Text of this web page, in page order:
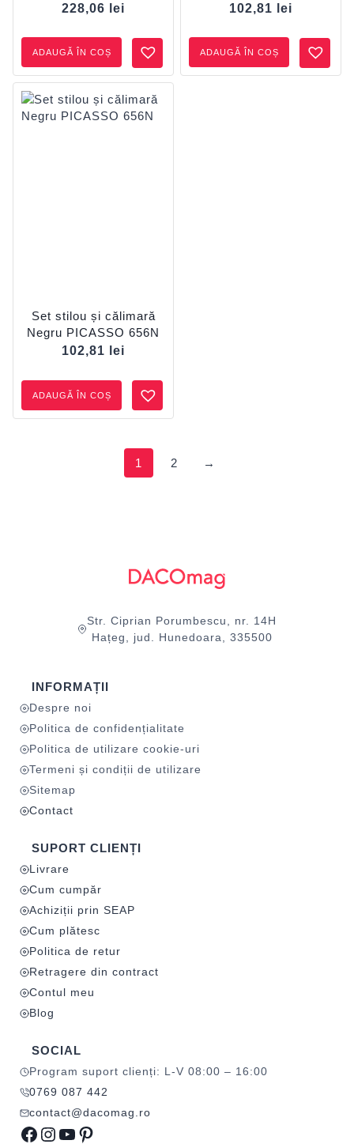
228,06
lei
ADAUGĂ ÎN COȘ
102,81
lei
ADAUGĂ ÎN COȘ
Set stilou și călimară
Negru PICASSO 656N
102,81
lei
ADAUGĂ ÎN COȘ
1 2 →
Str. Ciprian Porumbescu, nr. 14H
Hațeg, jud. Hunedoara, 335500
INFORMAȚII
Despre noi
Politica de confidențialitate
Politica de utilizare cookie-uri
Termeni și condiții de utilizare
Sitemap
Contact
SUPORT CLIENȚI
Livrare
Cum cumpăr
Achiziții prin SEAP
Cum plătesc
Politica de retur
Retragere din contract
Contul meu
Blog
SOCIAL
Program suport clienți: L-V 08:00 – 16:00
0769 087 442
contact@dacomag.ro
Facebook
Instagram
YouTube
Pinterest